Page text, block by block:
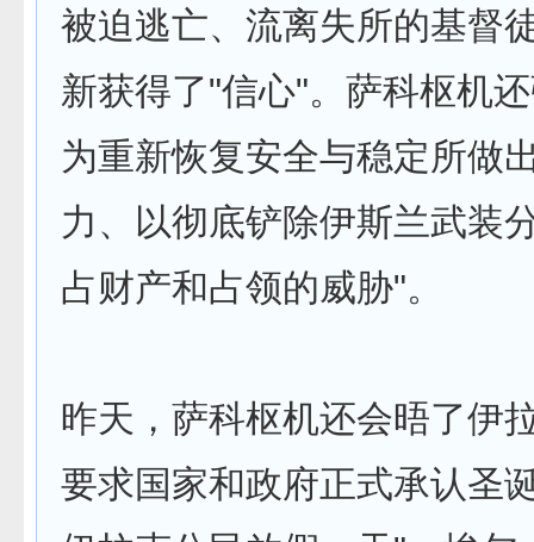
被迫逃亡、流离失所的基督
新获得了"信心"。萨科枢机
为重新恢复安全与稳定所做
力、以彻底铲除伊斯兰武装
占财产和占领的威胁"。
昨天，萨科枢机还会晤了伊
要求国家和政府正式承认圣